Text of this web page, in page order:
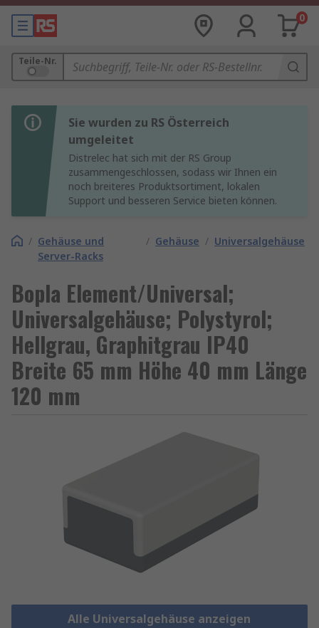
0
Teile-Nr.
Sie wurden zu RS Österreich
umgeleitet
Distrelec hat sich mit der RS Group
zusammengeschlossen, sodass wir Ihnen ein
noch breiteres Produktsortiment, lokalen
Support und besseren Service bieten können.
/ Gehäuse und
Server-Racks
/ Gehäuse / Universalgehäuse
Bopla Element/Universal;
Universalgehäuse; Polystyrol;
Hellgrau, Graphitgrau IP40
Breite 65 mm Höhe 40 mm Länge
120 mm
Alle Universalgehäuse anzeigen